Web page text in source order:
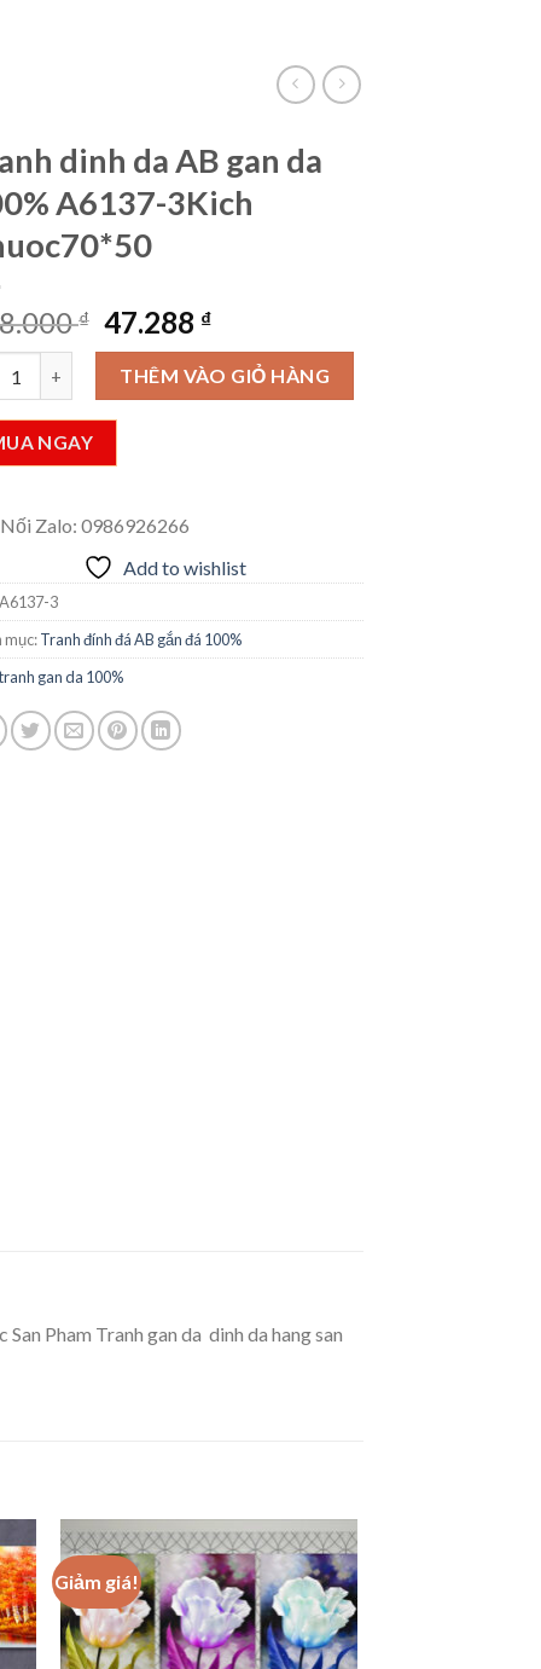
dinh da AB gan da
A6137-3Kich
₫ Giá
gốc
là:
728.000 ₫.
47.288 ₫Giá
hiện
tại
là:
dinh da AB gan da 100% A6137-3Kich Thuoc70*50 số lượng
THÊM VÀO GIỎ HÀNG
NGAY
Zalo: 0986926266
Add to wishlist
A6137-3
mục:Tranh đính đá AB gắn đá 100%
tranh gan da 100%
Pham Tranh gan da  dinh da hang san
to
Giảm giá!
Add to
wishlist